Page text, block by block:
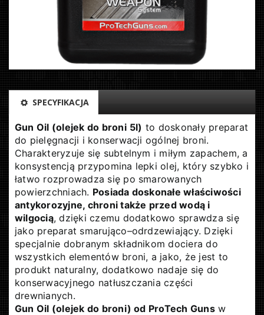
SPECYFIKACJA
Gun Oil (olejek do broni 5l) to doskonały preparat
do pielęgnacji i konserwacji ogólnej broni.
Charakteryzuje się subtelnym i miłym zapachem, a
konsystencją przypomina lepki olej, który szybko i
łatwo rozprowadza się po smarowanych
powierzchniach. Posiada doskonałe właściwości
antykorozyjne, chroni także przed wodą i
wilgocią, dzięki czemu dodatkowo sprawdza się
jako preparat smarująco–odrdzewiający. Dzięki
specjalnie dobranym składnikom dociera do
wszystkich elementów broni, a jako, że jest to
produkt naturalny, dodatkowo nadaje się do
konserwacyjnego natłuszczania części
drewnianych.
Gun Oil (olejek do broni) od ProTech Gunsw